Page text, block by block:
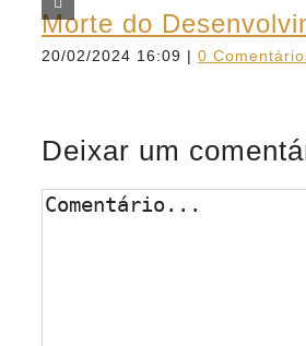
Morte do
20/02/2024 16:09 | 0
Deixar um
Comentário